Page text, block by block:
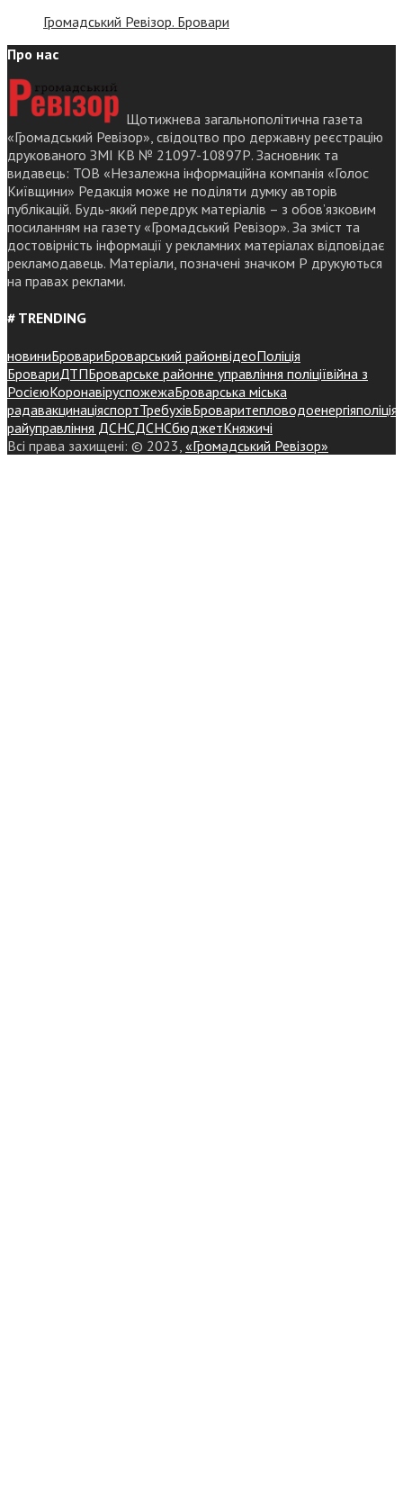
Громадський Ревізор. Бровари
Про нас
Щотижнева загальнополітична газета
«Громадський Ревізор», свідоцтво про державну реєстрацію
друкованого ЗМІ КВ № 21097-10897Р. Засновник та
видавець: ТОВ «Незалежна інформаційна компанія «Голос
Київщини» Редакція може не поділяти думку авторів
публікацій. Будь-який передрук матеріалів – з обов’язковим
посиланням на газету «Громадський Ревізор». За зміст та
достовірність інформації у рекламних матеріалах відповідає
рекламодавець. Матеріали, позначені значком Р друкуються
на правах реклами.
# TRENDING
новиниБровариБроварський районвідеоПоліція
БровариДТПБроварське районне управління поліціївійна з
РосієюКоронавіруспожежаБроварська міська
радавакцинаціяспортТребухівБроваритепловодоенергіяполіція
райуправління ДСНСДСНСбюджетКняжичі
Всі права захищені: © 2023, «Громадський Ревізор»